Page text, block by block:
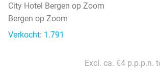
City Hotel Bergen op Zoom
Bergen op Zoom
Verkocht: 1.791
Excl. ca. €4 p.p.p.n.